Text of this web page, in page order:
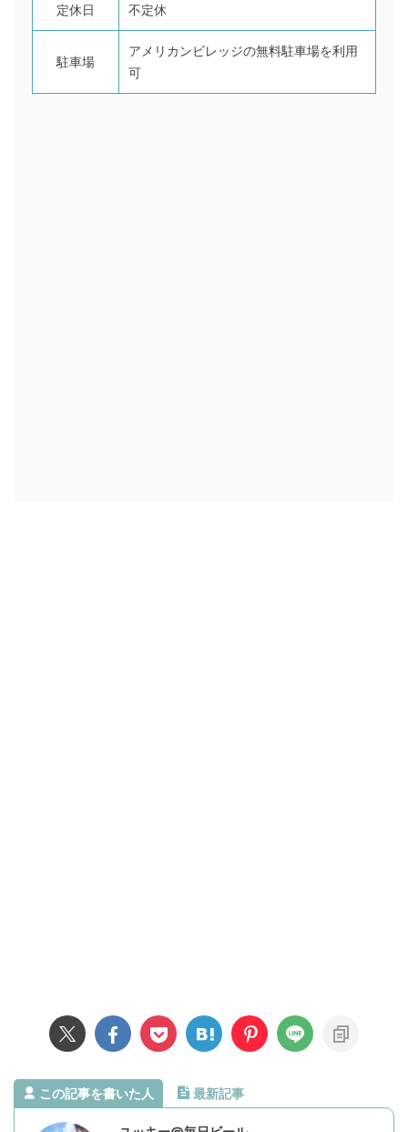
定休日 不定休
駐車場
アメリカンビレッジの無料駐車場を利用
可
この記事を書いた人 最新記事